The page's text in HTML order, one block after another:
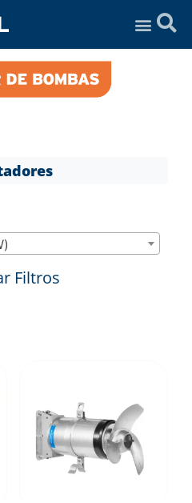
Filtros